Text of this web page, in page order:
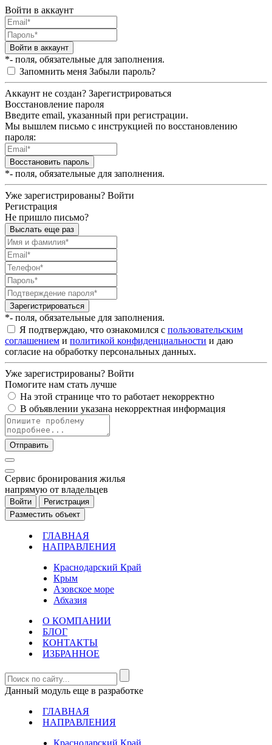
Войти в аккаунт
Войти в аккаунт
*- поля, обязательные для заполнения.
Запомнить меня Забыли пароль?
Аккаунт не создан? Зарегистрироваться
Восстановление пароля
Введите email, указанный при регистрации.
Мы вышлем письмо с инструкцией по восстановлению
пароля:
Восстановить пароль
*- поля, обязательные для заполнения.
Уже зарегистрированы? Войти
Регистрация
Не пришло письмо?
Выслать еще раз
Зарегистрироваться
*- поля, обязательные для заполнения.
Я подтверждаю, что ознакомился с пользовательским
соглашением и политикой конфиденциальности и даю
согласие на обработку персональных данных.
Уже зарегистрированы? Войти
Помогите нам стать лучше
На этой странице что то работает некорректно
В объявлении указана некорректная информация
Отправить
Cервис бронирования жилья
напрямую от владельцев
Войти
Регистрация
Разместить объект
ГЛАВНАЯ
НАПРАВЛЕНИЯ
Краснодарский Край
Крым
Азовское море
Абхазия
О КОМПАНИИ
БЛОГ
КОНТАКТЫ
ИЗБРАННОЕ
Данный модуль еще в разработке
ГЛАВНАЯ
НАПРАВЛЕНИЯ
Краснодарский Край